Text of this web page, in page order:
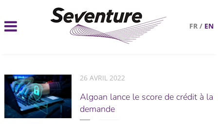
FR / EN
26 AVRIL 2022
Algoan lance le score de crédit à la
demande